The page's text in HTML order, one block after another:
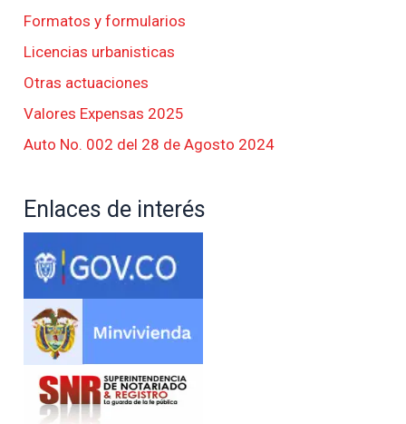
Formatos y formularios
Licencias urbanisticas
Otras actuaciones
Valores Expensas 2025
Auto No. 002 del 28 de Agosto 2024
Enlaces de interés